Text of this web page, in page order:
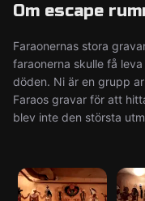
Om escape
Faraonernas stora
faraonerna skulle få
döden. Ni är en grupp
Faraos gravar för att
blev inte den största